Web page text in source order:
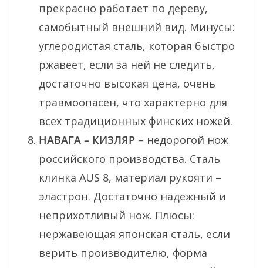
прекрасно работает по дереву,
самобытный внешний вид. Минусы:
углеродистая сталь, которая быстро
ржавеет, если за ней не следить,
достаточно высокая цена, очень
травмоопасен, что характерно для
всех традиционных финских ножей.
НАВАГА – КИЗЛЯР – недорогой нож
российского производства. Сталь
клинка AUS 8, материал рукояти –
эластрон. Достаточно надежный и
неприхотливый нож. Плюсы:
нержавеющая японская сталь, если
верить производителю, форма